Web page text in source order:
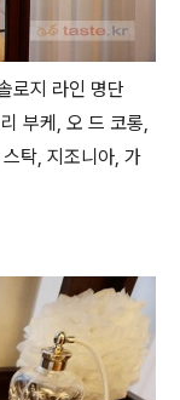
로지 라인 명단
부케, 오 드 코롱,
탁, 지조니아, 가